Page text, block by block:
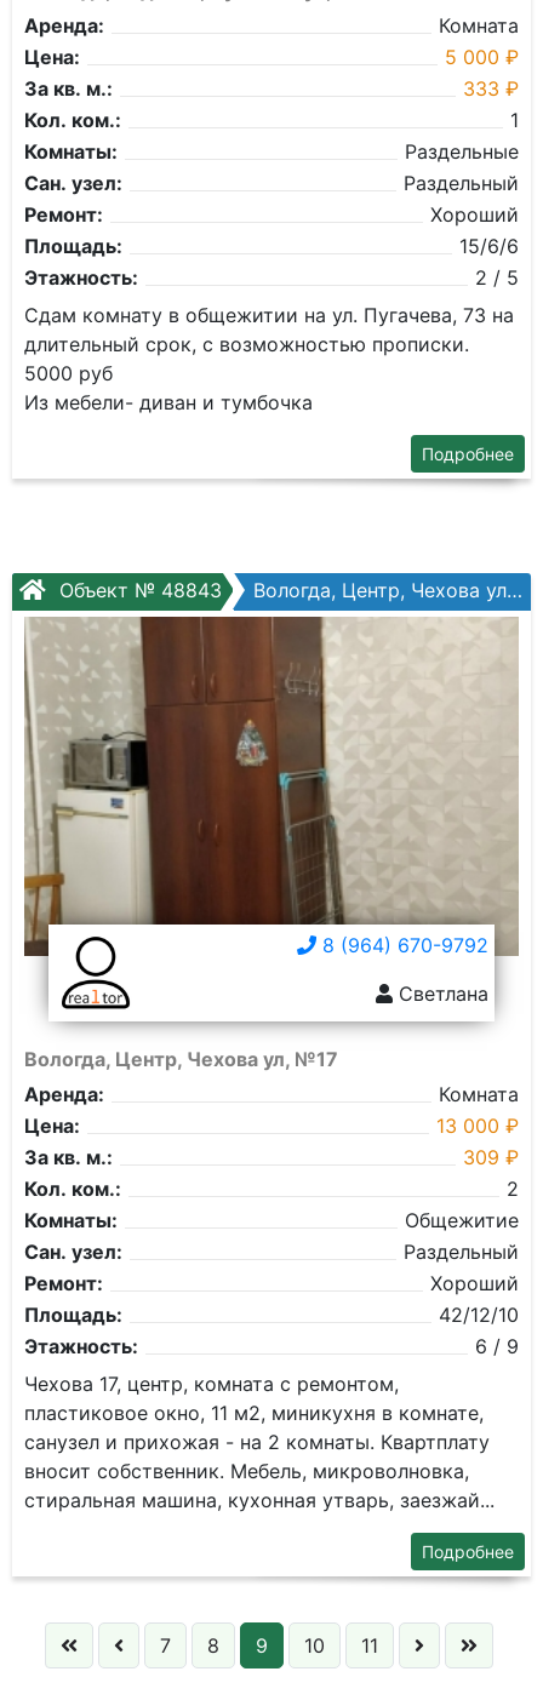
Аренда:
Комната
Цена:
5 000 ₽
За кв. м.:
333 ₽
Кол. ком.:
1
Комнаты:
Раздельные
Сан. узел:
Раздельный
Ремонт:
Хороший
Площадь:
15/6/6
Этажность:
2 / 5
Сдам комнату в общежитии на ул. Пугачева, 73 на
длительный срок, с возможностью прописки.
5000 руб
Из мебели- диван и тумбочка
Подробнее
Объект № 48843 Вологда, Центр, Чехова ул, №17
8 (964) 670-9792
Светлана
Вологда, Центр, Чехова ул, №17
Аренда:
Комната
Цена:
13 000 ₽
За кв. м.:
309 ₽
Кол. ком.:
2
Комнаты:
Общежитие
Сан. узел:
Раздельный
Ремонт:
Хороший
Площадь:
42/12/10
Этажность:
6 / 9
Чехова 17, центр, комната с ремонтом,
пластиковое окно, 11 м2, миникухня в комнате,
санузел и прихожая - на 2 комнаты. Квартплату
вносит собственник. Мебель, микроволновка,
стиральная машина, кухонная утварь, заезжай...
Подробнее
7 8 9 10 11